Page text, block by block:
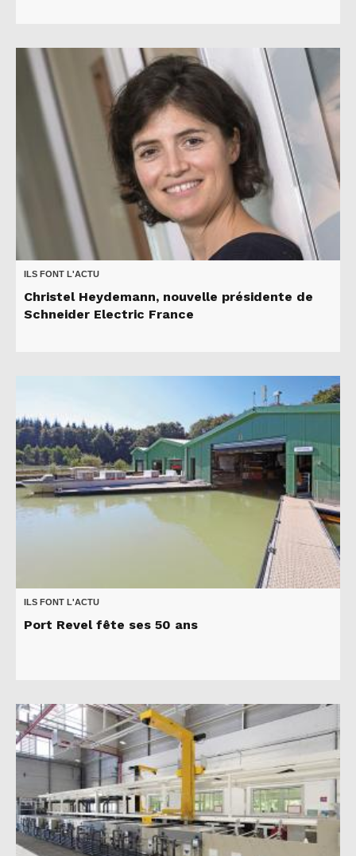
ILS FONT L'ACTU
Christel Heydemann, nouvelle présidente de
Schneider Electric France
ILS FONT L'ACTU
Port Revel fête ses 50 ans